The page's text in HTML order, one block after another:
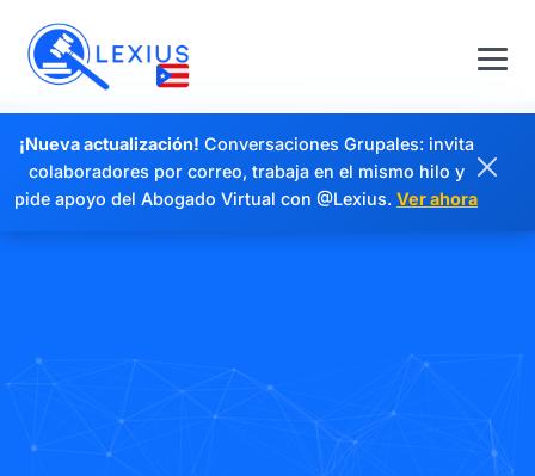
¡Nueva actualización! Conversaciones Grupales: invita
colaboradores por correo, trabaja en el mismo hilo y
pide apoyo del Abogado Virtual con @Lexius. Ver ahora